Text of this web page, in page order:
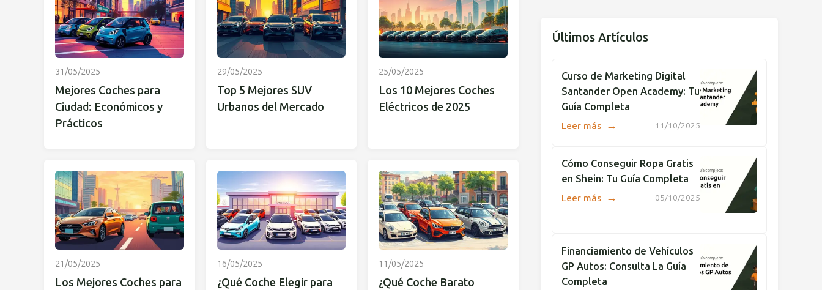
31/05/2025
Mejores Coches para
Ciudad: Económicos y
Prácticos
29/05/2025
Top 5 Mejores SUV
Urbanos del Mercado
25/05/2025
Los 10 Mejores Coches
Eléctricos de 2025
21/05/2025
Los Mejores Coches para
16/05/2025
¿Qué Coche Elegir para
11/05/2025
¿Qué Coche Barato
Últimos Artículos
Curso de Marketing Digital
Santander Open Academy: Tu
Guía Completa
11/10/2025
Leer más →
Cómo Conseguir Ropa Gratis
en Shein: Tu Guía Completa
05/10/2025
Leer más →
Financiamiento de Vehículos
GP Autos: Consulta La Guía
Completa